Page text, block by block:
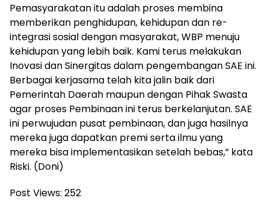
Pemasyarakatan itu adalah proses membina
memberikan penghidupan, kehidupan dan re-
integrasi sosial dengan masyarakat, WBP menuju
kehidupan yang lebih baik. Kami terus melakukan
Inovasi dan Sinergitas dalam pengembangan SAE ini.
Berbagai kerjasama telah kita jalin baik dari
Pemerintah Daerah maupun dengan Pihak Swasta
agar proses Pembinaan ini terus berkelanjutan. SAE
ini perwujudan pusat pembinaan, dan juga hasilnya
mereka juga dapatkan premi serta ilmu yang
mereka bisa implementasikan setelah bebas,” kata
Riski. (Doni)
Post Views: 252